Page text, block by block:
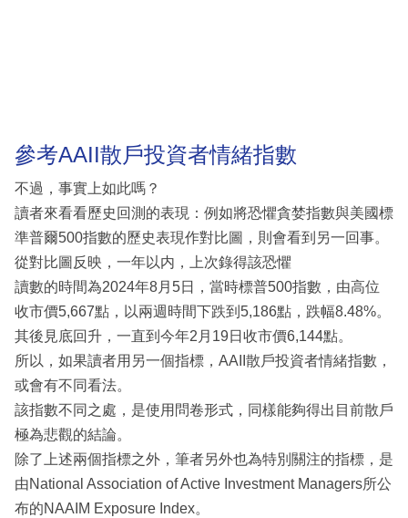
參考AAII散戶投資者情緒指數
不過，事實上如此嗎？
讀者來看看歷史回測的表現：例如將恐懼貪婪指數與美國標
準普爾500指數的歷史表現作對比圖，則會看到另一回事。
從對比圖反映，一年以内，上次錄得該恐懼
讀數的時間為2024年8月5日，當時標普500指數，由高位
收市價5,667點，以兩週時間下跌到5,186點，跌幅8.48%。
其後見底回升，一直到今年2月19日收市價6,144點。
所以，如果讀者用另一個指標，AAII散戶投資者情緒指數，
或會有不同看法。
該指數不同之處，是使用問卷形式，同樣能夠得出目前散戶
極為悲觀的結論。
除了上述兩個指標之外，筆者另外也為特別關注的指標，是
由National Association of Active Investment Managers所公
布的NAAIM Exposure Index。